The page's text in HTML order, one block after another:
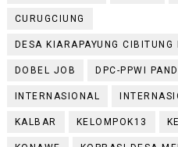
CURUGCIUNG
DESA KIARAPAYUNG CIBITUNG
DOBEL JOB DPC-PPWI
INTERNASIONAL
KALBAR KELOMPOK13